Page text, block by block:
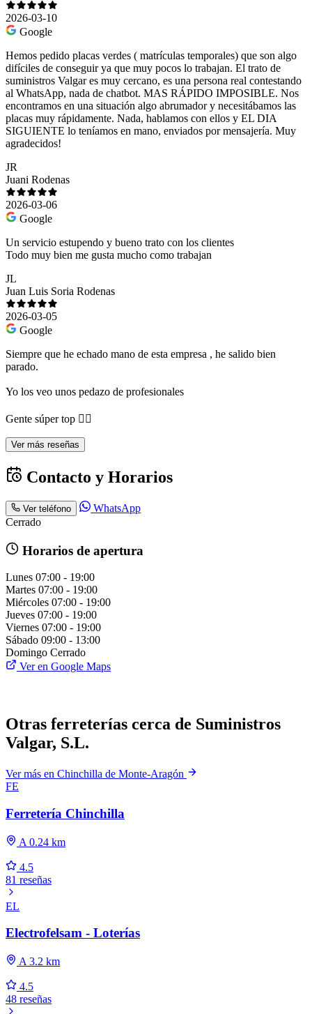
2026-03-10
Google
Hemos pedido placas verdes ( matrículas temporales) que son algo
difíciles de conseguir ya que muy pocos lo trabajan. El trato de
suministros Valgar es muy cercano, es una persona real contestando
al WhatsApp, nada de chatbot. MAS RÁPIDO IMPOSIBLE. Nos
encontramos en una situación algo abrumador y necesitábamos las
placas muy rápidamente. Nada, hablamos con ellos y EL DIA
SIGUIENTE lo teníamos en mano, enviados por mensajería. Muy
agradecidos!
JR
Juani Rodenas
2026-03-06
Google
Un servicio estupendo y bueno trato con los clientes
Todo muy bien me gusta mucho como trabajan
JL
Juan Luis Soria Rodenas
2026-03-05
Google
Siempre que he echado mano de esta empresa , he salido bien
parado.
Yo los veo unos pedazo de profesionales
Gente súper top 👍🏻
Ver más reseñas
Contacto y Horarios
Ver teléfono
WhatsApp
Cerrado
Horarios de apertura
Lunes 07:00 - 19:00
Martes 07:00 - 19:00
Miércoles 07:00 - 19:00
Jueves 07:00 - 19:00
Viernes 07:00 - 19:00
Sábado 09:00 - 13:00
Domingo Cerrado
Ver en Google Maps
Otras ferreterías cerca de Suministros
Valgar, S.L.
Ver más en Chinchilla de Monte-Aragón
FE
Ferretería Chinchilla
A 0.24 km
4.5
81 reseñas
EL
Electrofelsam - Loterías
A 3.2 km
4.5
48 reseñas